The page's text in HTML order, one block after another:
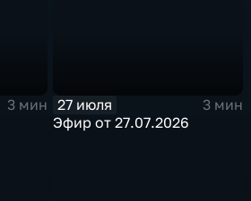
3 мин
27 июля
3 мин
Эфир от 27.07.2026